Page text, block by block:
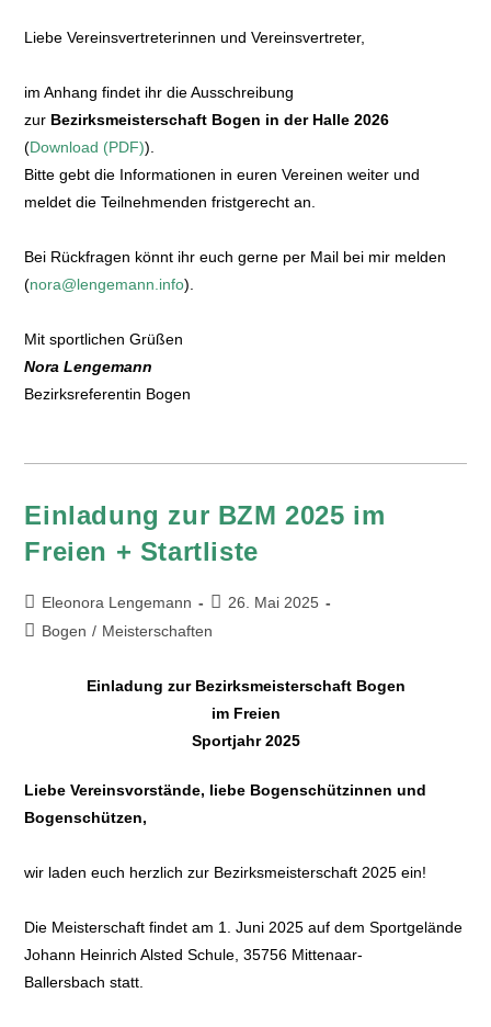
Liebe Vereinsvertreterinnen und Vereinsvertreter,
im Anhang findet ihr die Ausschreibung
zur Bezirksmeisterschaft Bogen in der Halle 2026
(Download (PDF)).
Bitte gebt die Informationen in euren Vereinen weiter und
meldet die Teilnehmenden fristgerecht an.
Bei Rückfragen könnt ihr euch gerne per Mail bei mir melden
(nora@lengemann.info).
Mit sportlichen Grüßen
Nora Lengemann
Bezirksreferentin Bogen
Einladung zur BZM 2025 im
Freien + Startliste
Eleonora Lengemann
26. Mai 2025
Bogen / Meisterschaften
Einladung zur Bezirksmeisterschaft Bogen
im Freien
Sportjahr 2025
Liebe Vereinsvorstände, liebe Bogenschützinnen und
Bogenschützen,
wir laden euch herzlich zur Bezirksmeisterschaft 2025 ein!
Die Meisterschaft findet am 1. Juni 2025 auf dem Sportgelände
Johann Heinrich Alsted Schule, 35756 Mittenaar-
Ballersbach statt.